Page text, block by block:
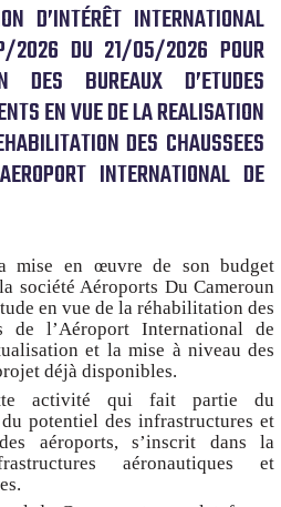
D’INTÉRÊT INTERNATIONAL
2026 DU 21/05/2026 POUR
DES BUREAUX D’ETUDES
EN VUE DE LA REALISATION
DES CHAUSSEES
INTERNATIONAL DE
mise en œuvre de son budget
société Aéroports Du Cameroun
en vue de la réhabilitation des
de l’Aéroport International de
et la mise à niveau des
déjà disponibles.
activité qui fait partie du
potentiel des infrastructures et
aéroports, s’inscrit dans la
aéronautiques et